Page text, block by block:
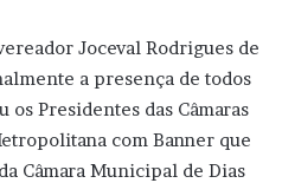
Joceval Rodrigues de
a presença de todos
Presidentes das Câmaras
com Banner que
Câmara Municipal de Dias